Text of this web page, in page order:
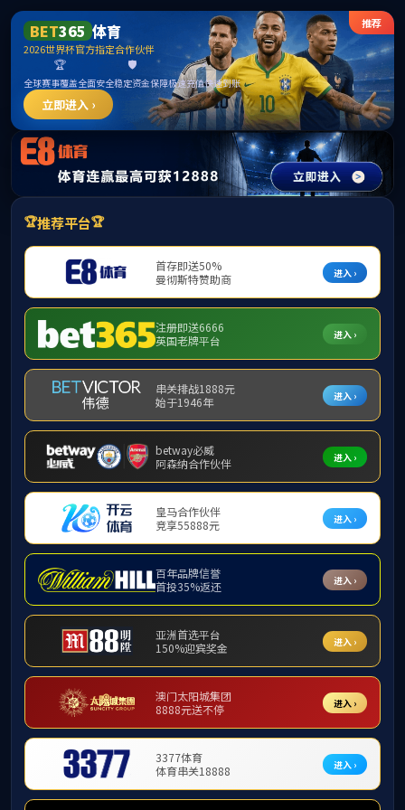
365英国上市公司(CHN-VIP认证)官网|Official
Website
提示：访问地址无效，allen-bradley-powerflex-70-20ad1p1a0aynanc0
找不到对应的栏目！
首页